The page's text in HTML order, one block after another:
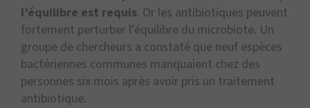
l’équilibre est requis. Or les antibiotiques peuvent
fortement perturber l’équilibre du microbiote. Un
groupe de chercheurs a constaté que neuf espèces
bactériennes communes manquaient chez des
personnes six mois après avoir pris un traitement
antibiotique.